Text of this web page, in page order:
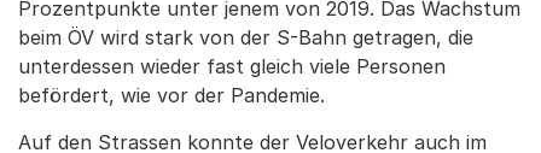
Prozentpunkte unter jenem von 2019. Das Wachstum
beim ÖV wird stark von der S-Bahn getragen, die
unterdessen wieder fast gleich viele Personen
befördert, wie vor der Pandemie.
Auf den Strassen konnte der Veloverkehr auch im